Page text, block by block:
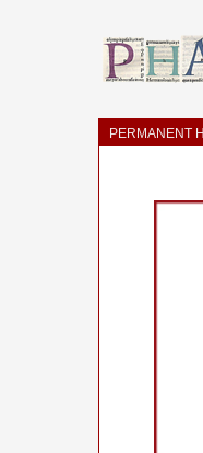
PERMANENT